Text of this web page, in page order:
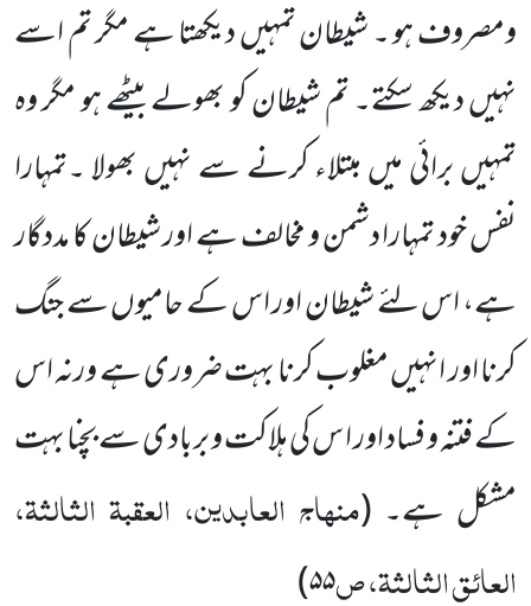
ومصروف ہو ۔ شیطان تمہیں دیکھتا ہے مگر تم اسے
نہیں دیکھ سکتے۔ تم شیطان کو بھولے بیٹھے ہو مگر وہ
تمہیں برائی میں مبتلاء کرنے سے نہیں بھولا ۔تمہارا
نفس خود تمہارا دشمن و مخالف ہے اور شیطان کا مددگار
ہے، اس لئے شیطان اور اس کے حامیوں سے جنگ
کرنا اور انہیں مغلوب کرنا بہت ضروری ہے ورنہ اس
کے فتنہ و فساد اور ا س کی ہلاکت و بربادی سے بچنا بہت
مشکل ہے۔ (منہاج العابدین، العقبۃ الثالثۃ،
العائق الثالثۃ، ص۵۵)